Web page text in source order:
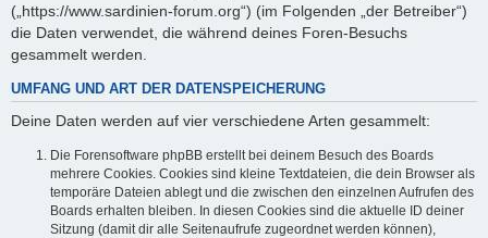
(„https://www.sardinien-forum.org“) (im Folgenden „der Betreiber“)
die Daten verwendet, die während deines Foren-Besuchs
gesammelt werden.
UMFANG UND ART DER DATENSPEICHERUNG
Deine Daten werden auf vier verschiedene Arten gesammelt:
Die Forensoftware phpBB erstellt bei deinem Besuch des Boards
mehrere Cookies. Cookies sind kleine Textdateien, die dein Browser als
temporäre Dateien ablegt und die zwischen den einzelnen Aufrufen des
Boards erhalten bleiben. In diesen Cookies sind die aktuelle ID deiner
Sitzung (damit dir alle Seitenaufrufe zugeordnet werden können),